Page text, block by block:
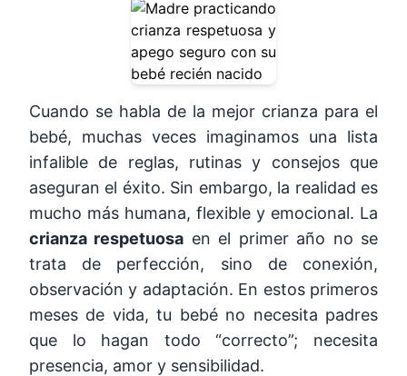
Cuando se habla de la mejor crianza para el
bebé, muchas veces imaginamos una lista
infalible de reglas, rutinas y consejos que
aseguran el éxito. Sin embargo, la realidad es
mucho más humana, flexible y emocional. La
crianza respetuosa en el primer año no se
trata de perfección, sino de conexión,
observación y adaptación. En estos primeros
meses de vida, tu bebé no necesita padres
que lo hagan todo “correcto”; necesita
presencia, amor y sensibilidad.